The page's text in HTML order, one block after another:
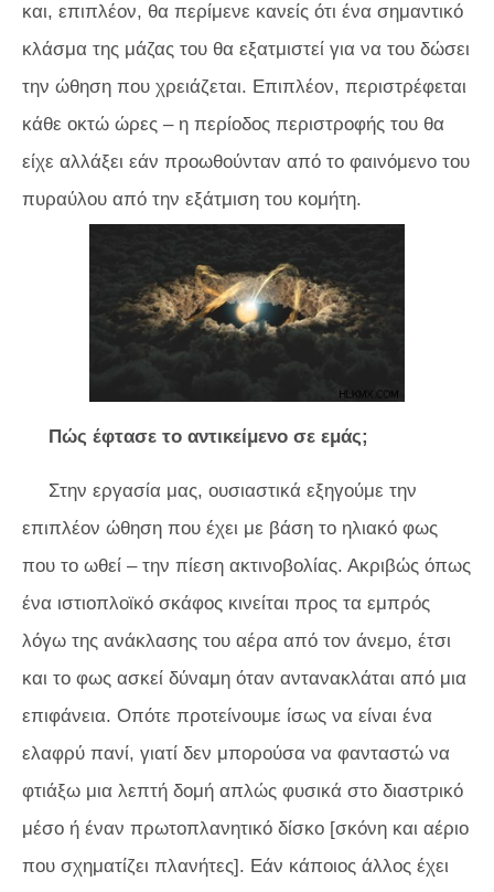
και, επιπλέον, θα περίμενε κανείς ότι ένα σημαντικό
κλάσμα της μάζας του θα εξατμιστεί για να του δώσει
την ώθηση που χρειάζεται. Επιπλέον, περιστρέφεται
κάθε οκτώ ώρες – η περίοδος περιστροφής του θα
είχε αλλάξει εάν προωθούνταν από το φαινόμενο του
πυραύλου από την εξάτμιση του κομήτη.
Πώς έφτασε το αντικείμενο σε εμάς;
Στην εργασία μας, ουσιαστικά εξηγούμε την
επιπλέον ώθηση που έχει με βάση το ηλιακό φως
που το ωθεί – την πίεση ακτινοβολίας. Ακριβώς όπως
ένα ιστιοπλοϊκό σκάφος κινείται προς τα εμπρός
λόγω της ανάκλασης του αέρα από τον άνεμο, έτσι
και το φως ασκεί δύναμη όταν αντανακλάται από μια
επιφάνεια. Οπότε προτείνουμε ίσως να είναι ένα
ελαφρύ πανί, γιατί δεν μπορούσα να φανταστώ να
φτιάξω μια λεπτή δομή απλώς φυσικά στο διαστρικό
μέσο ή έναν πρωτοπλανητικό δίσκο [σκόνη και αέριο
που σχηματίζει πλανήτες]. Εάν κάποιος άλλος έχει